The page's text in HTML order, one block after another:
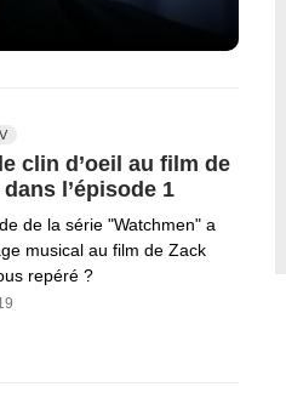
clin d’oeil au film de
l’épisode 1
de la série "Watchmen" a
musical au film de Zack
repéré ?